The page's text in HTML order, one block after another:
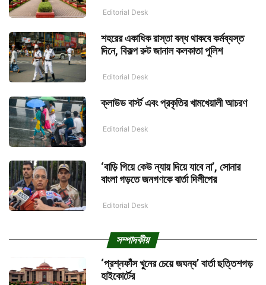
Editorial Desk
শহরের একাধিক রাস্তা বন্ধ থাকবে কর্মব্যস্ত
দিনে, বিকল্প রুট জানাল কলকাতা পুলিশ
Editorial Desk
ক্লাউড বার্স্ট এবং প্রকৃতির খামখেয়ালী আচরণ
Editorial Desk
‘বাড়ি গিয়ে কেউ ন্যায় দিয়ে যাবে না’, সোনার
বাংলা গড়তে জনগণকে বার্তা দিলীপের
Editorial Desk
সম্পাদকীয়
‘প্রশ্নফাঁস খুনের চেয়ে জঘন্য’ বার্তা ছত্তিশগড়
হাইকোর্টের